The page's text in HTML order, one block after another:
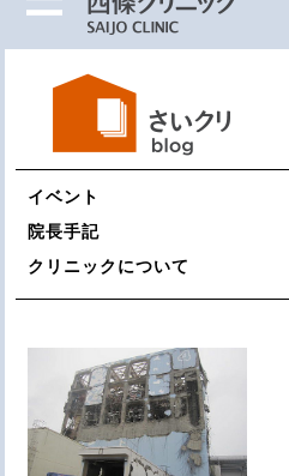
イベント
院長手記
クリニックについて